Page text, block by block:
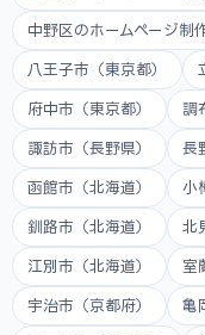
中野区のホームページ
八王子市（東京都）
府中市（東京都） 調
諏訪市（長野県） 長
函館市（北海道） 小
釧路市（北海道） 北
江別市（北海道） 室
宇治市（京都府） 亀